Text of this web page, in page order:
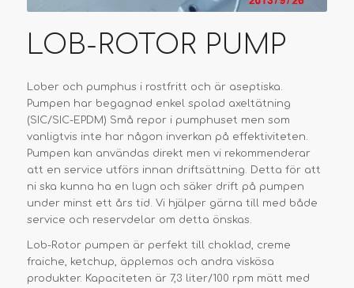
LOB-ROTOR PUMP
Lober och pumphus i rostfritt och är aseptiska.
Pumpen har begagnad enkel spolad axeltätning
(SIC/SIC-EPDM) Små repor i pumphuset men som
vanligtvis inte har någon inverkan på effektiviteten.
Pumpen kan användas direkt men vi rekommenderar
att en service utförs innan driftsättning. Detta för att
ni ska kunna ha en lugn och säker drift på pumpen
under minst ett års tid. Vi hjälper gärna till med både
service och reservdelar om detta önskas.
Lob-Rotor pumpen är perfekt till choklad, creme
fraiche, ketchup, äpplemos och andra viskösa
produkter. Kapaciteten är 7,3 liter/100 rpm mätt med